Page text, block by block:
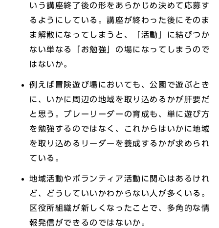
いう講座終了後の形をあらかじめ決めて応募す
るようにしている。講座が終わった後にそのま
ま解散になってしまうと、「活動」に結びつか
ない単なる「お勉強」の場になってしまうので
はないか。
例えば冒険遊び場においても、公園で遊ぶとき
に、いかに周辺の地域を取り込めるかが肝要だ
と思う。プレーリーダーの育成も、単に遊び方
を勉強するのではなく、これからはいかに地域
を取り込めるリーダーを養成するかが求められ
ている。
地域活動やボランティア活動に関心はあるけれ
ど、どうしていいかわからない人が多くいる。
区役所組織が新しくなったことで、多角的な情
報発信ができるのではないか。